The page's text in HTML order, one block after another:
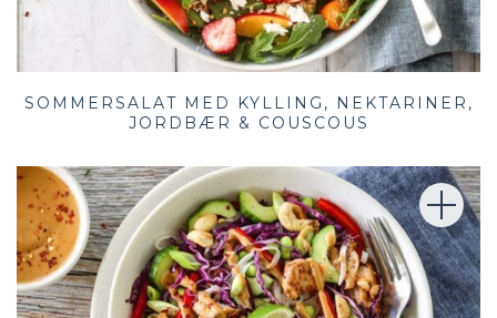
SOMMERSALAT MED KYLLING, NEKTARINER,
JORDBÆR & COUSCOUS